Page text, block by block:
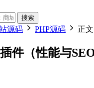
搜索
源码 PHP源码 正文
件（性能与